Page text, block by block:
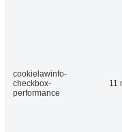
cookielawinfo-
checkbox-
performance
11